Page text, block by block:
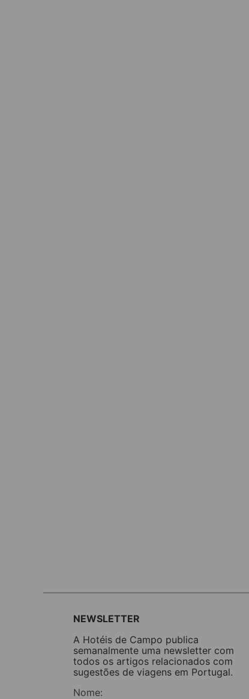
NEWSLETTER
A Hotéis de Campo publica
semanalmente uma newsletter com
todos os artigos relacionados com
sugestões de viagens em Portugal.
Nome: